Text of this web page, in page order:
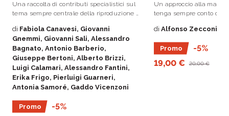
Una raccolta di contributi specialistici sul
tema sempre centrale della riproduzione e
di Fabiola Canavesi, Giovanni
Gnemmi, Giovanni Sali, Alessandro
Bagnato, Antonio Barberio,
Giuseppe Bertoni, Alberto Brizzi,
Luigi Calamari, Alessandro Fantini,
Erika Frigo, Pierluigi Guarneri,
Antonia Samoré, Gaddo Vicenzoni
Promo
-5%
Un approccio alla
tenga sempre conto
gestione igienico-
mammella in ottica One
novità per la diagnosi e
le nuove esigenze nate
vincoli normativi e dalle
di Alfonso Zecconi,
Promo
-5%
19,00 €
20,00 €